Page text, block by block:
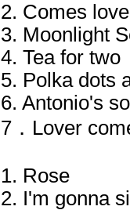
2. Comes love
3. Moonlight
4. Tea for two
5. Polka dots
6. Antonio's
7．Lover
1. Rose
2. I'm gonna